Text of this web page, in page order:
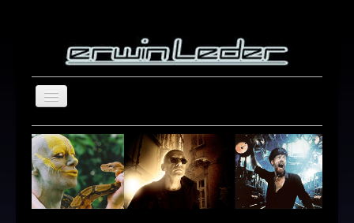
home
blog
about